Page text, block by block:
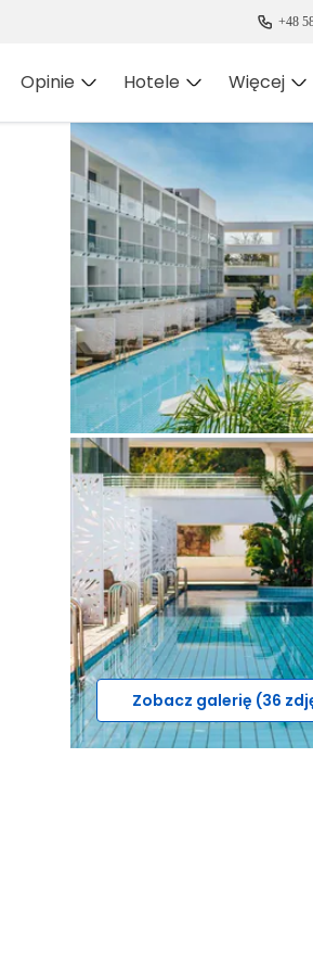
+48
Opinie Hotele Więcej
Zobacz galerię (36